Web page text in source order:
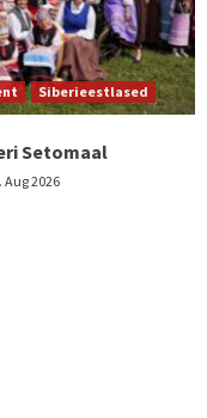
Siberieestlased
Setomaal
Aug 2026